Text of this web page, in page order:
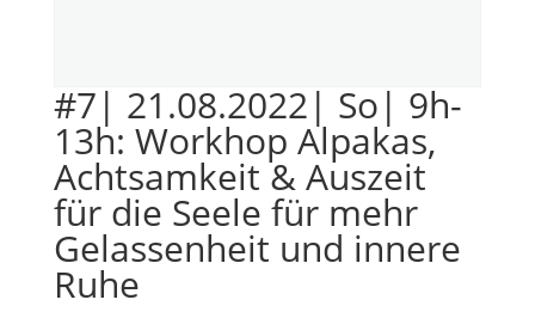
#7| 21.08.2022| So| 9h-
13h: Workhop Alpakas,
Achtsamkeit & Auszeit
für die Seele für mehr
Gelassenheit und innere
Ruhe